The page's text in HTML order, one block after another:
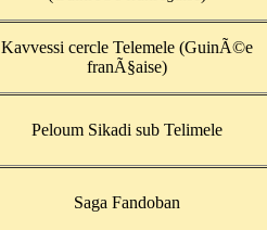
Kavvessi cercle Telemele (GuinÃ©e
franÃ§aise)
Peloum Sikadi sub Telimele
Saga Fandoban